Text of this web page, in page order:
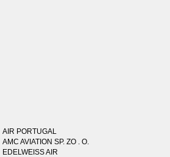
AIR PORTUGAL
AMC AVIATION SP. ZO . O.
EDELWEISS AIR